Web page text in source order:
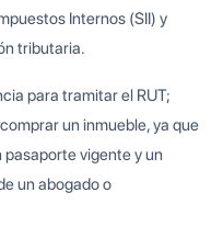
Internos (SII) y
tributaria.
para tramitar el RUT;
un inmueble, ya que
pasaporte vigente y un
un abogado o